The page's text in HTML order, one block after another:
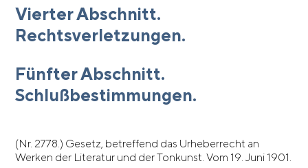
Vierter Abschnitt.
Rechtsverletzungen.
Fünfter Abschnitt.
Schlußbestimmungen.
(Nr. 2778.) Gesetz, betreffend das Urheberrecht an
Werken der Literatur und der Tonkunst. Vom 19. Juni 1901.